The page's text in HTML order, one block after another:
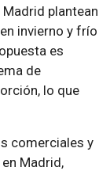
plantean
invierno y frío
es
de
lo que
comerciales y
Madrid,